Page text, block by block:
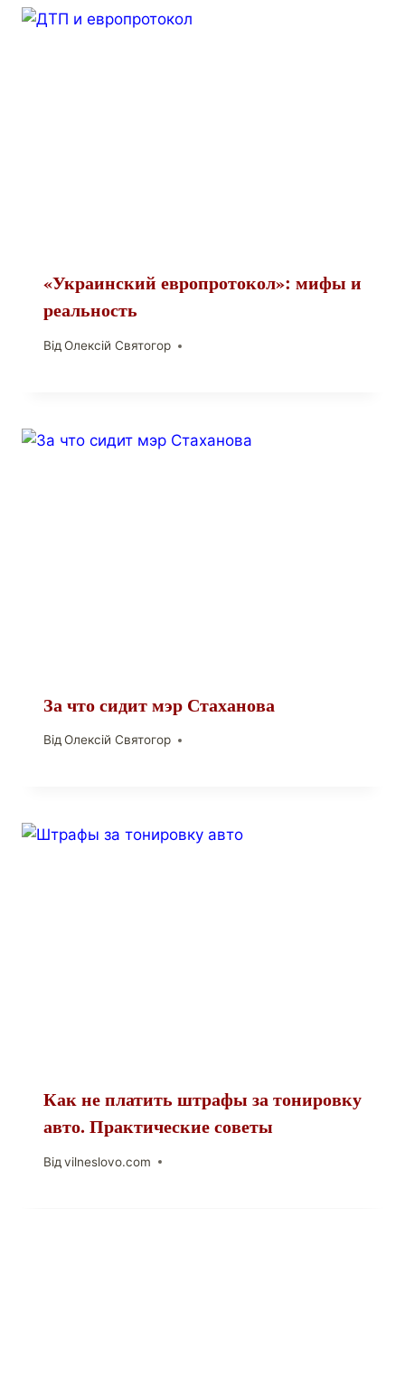
«Украинский европротокол»: мифы и
реальность
Від Олексій Святогор
За что сидит мэр Стаханова
ВідОлексій Святогор
Как не платить штрафы за тонировку
авто. Практические советы
Від vilneslovo.com